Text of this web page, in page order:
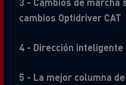
cambios Optidriver CAT
4 - Dirección inteligente
5 - La mejor columna